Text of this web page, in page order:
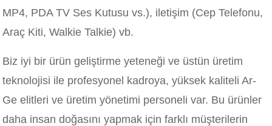
MP4, PDA TV Ses Kutusu vs.), iletişim (Cep Telefonu,
Araç Kiti, Walkie Talkie) vb.
Biz iyi bir ürün geliştirme yeteneği ve üstün üretim
teknolojisi ile profesyonel kadroya, yüksek kaliteli Ar-
Ge elitleri ve üretim yönetimi personeli var. Bu ürünler
daha insan doğasını yapmak için farklı müşterilerin